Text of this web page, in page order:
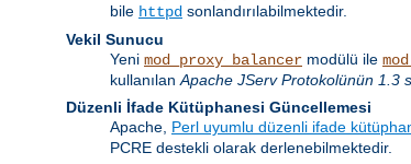
bile httpd sonlandırılabilmektedir.
Vekil Sunucu
Yeni mod_proxy_balancer modülü ile
kullanılan Apache JServ Protokolünün 1.3
Düzenli İfade Kütüphanesi Güncellemesi
Apache, Perl uyumlu düzenli ifade
PCRE destekli olarak derlenebilmektedir.